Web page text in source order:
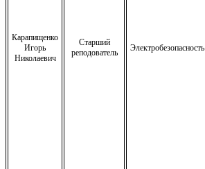
Карапищенко
Игорь
Николаевич
Старший
реподователь
Электробезопасность